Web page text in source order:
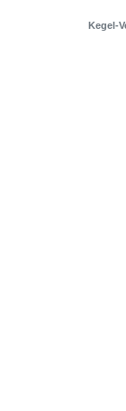
Kegel-